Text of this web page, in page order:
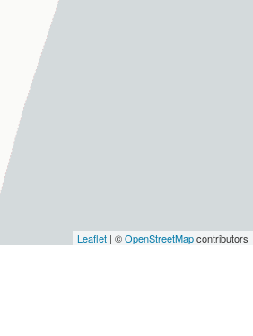
Leaflet | ©OpenStreetMapcontributors